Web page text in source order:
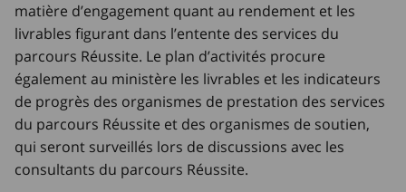
matière d’engagement quant au rendement et les
livrables figurant dans l’entente des services du
parcours Réussite. Le plan d’activités procure
également au ministère les livrables et les indicateurs
de progrès des organismes de prestation des services
du parcours Réussite et des organismes de soutien,
qui seront surveillés lors de discussions avec les
consultants du parcours Réussite.